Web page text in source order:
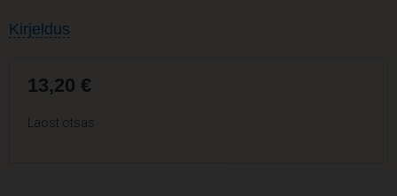
Kirjeldus
13,20 €
Laost otsas